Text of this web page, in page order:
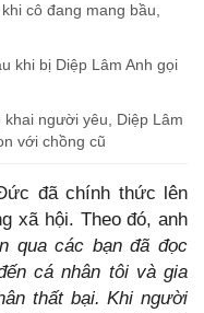
cô đang mang bầu,
khi bị Diệp Lâm Anh gọi
người yêu, Diệp Lâm
với chồng cũ
đã chính thức lên
xã hội. Theo đó, anh
qua các bạn đã đọc
cá nhân tôi và gia
thất bại. Khi người